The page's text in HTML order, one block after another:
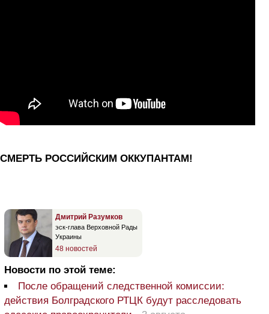
СМЕРТЬ РОССИЙСКИМ ОККУПАНТАМ!
Дмитрий Разумков
эск-глава Верховной Рады
Украины
48 новостей
Новости по этой теме:
После обращений следственной комиссии:
действия Болградского РТЦК будут расследовать